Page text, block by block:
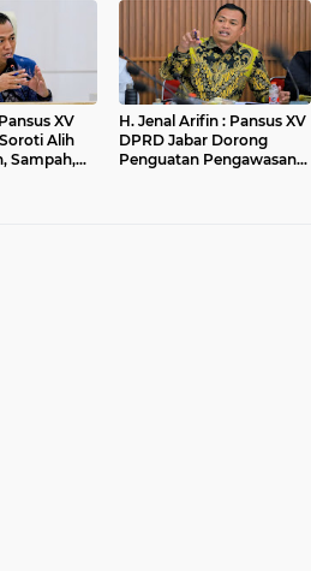
Bandung
Alih
Sampah,
H. Jenal Arifin : Pansus XV
DPRD Jabar Dorong
Penguatan Pengawasan